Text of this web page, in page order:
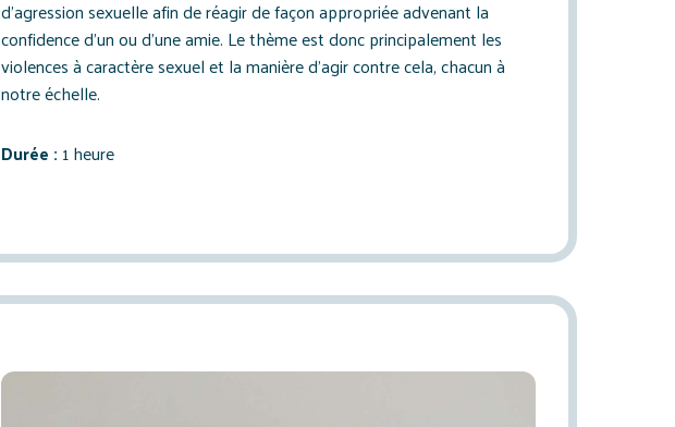
d’agression sexuelle afin de réagir de façon appropriée advenant la
confidence d’un ou d’une amie. Le thème est donc principalement les
violences à caractère sexuel et la manière d’agir contre cela, chacun à
notre échelle.
Durée : 1 heure